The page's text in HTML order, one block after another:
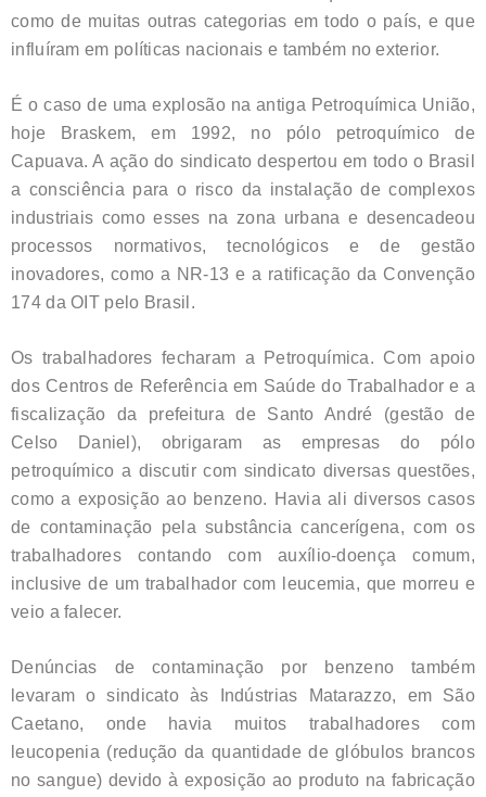
como de muitas outras categorias em todo o país, e que
influíram em políticas nacionais e também no exterior.
É o caso de uma explosão na antiga Petroquímica União,
hoje Braskem, em 1992, no pólo petroquímico de
Capuava. A ação do sindicato despertou em todo o Brasil
a consciência para o risco da instalação de complexos
industriais como esses na zona urbana e desencadeou
processos normativos, tecnológicos e de gestão
inovadores, como a NR-13 e a ratificação da Convenção
174 da OIT pelo Brasil.
Os trabalhadores fecharam a Petroquímica. Com apoio
dos Centros de Referência em Saúde do Trabalhador e a
fiscalização da prefeitura de Santo André (gestão de
Celso Daniel), obrigaram as empresas do pólo
petroquímico a discutir com sindicato diversas questões,
como a exposição ao benzeno. Havia ali diversos casos
de contaminação pela substância cancerígena, com os
trabalhadores contando com auxílio-doença comum,
inclusive de um trabalhador com leucemia, que morreu e
veio a falecer.
Denúncias de contaminação por benzeno também
levaram o sindicato às Indústrias Matarazzo, em São
Caetano, onde havia muitos trabalhadores com
leucopenia (redução da quantidade de glóbulos brancos
no sangue) devido à exposição ao produto na fabricação